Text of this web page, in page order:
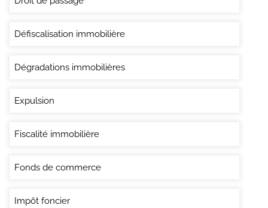
Défiscalisation immobilière
Dégradations immobilières
Expulsion
Fiscalité immobilière
Fonds de commerce
Impôt foncier